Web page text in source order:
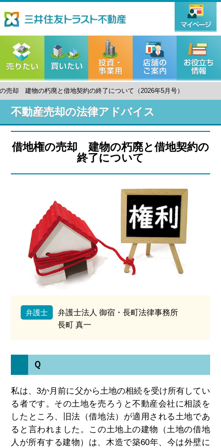
売却 建物の朽廃と借地契約の終了について（2026年5月号）
不動産売却の法律アドバイス
弁護士
弁護士法人 御宿・長町法律事務所
長町 真一
借地権の売却 建物の朽廃と借地契約の
終了について
Ｑ
私は、3か月前に父から土地の相続を受け所有してい
る者です。その土地を売ろうと不動産会社に相談を
したところ、旧法（借地法）が適用される土地であ
ると言われました。この土地上の建物（土地の借地
人が所有する建物）は、木造で築60年、今は外壁に